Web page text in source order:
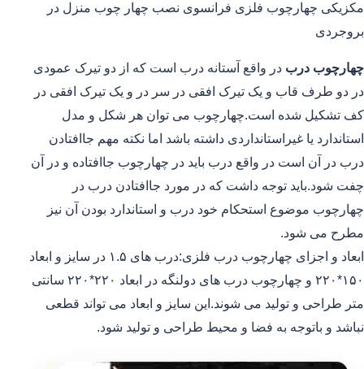
مکزیکی چهارچوب فلزی فرانسوی نصب چهار چوب منزل در
بروجردی
چهارچوب درب در واقع آستانه درب است که از دو تیرک عمودی
در دو طرف قاب و یک تیرک افقی در سر در و یک تیرک افقی در
کف تشکیل شده است.چهارچوب می توان هر شکل و مدل
استاندارد یا غیراستانداردی داشته باشد اما نکته مهم جاافتادن
درب در آن است در واقع درب باید در چهارچوب جاافتاده و در آن
چفت شود.باید توجه داشت که در مورد جاافتادن درب در
چهارچوب موضوع استحکام خود درب و استاندارد بودن آن نیز
مطرح می شود.
ابعاد و اجزای چهارچوب درب فلزی:درب های ۱.۵ در سایز و ابعاد
۱۵۰*۲۲۰ و چهارچوب درب های دولنگه در ابعاد ۲۲۰*۲۲۰ سانتی
متر طراحی و تولید می شوند.این سایز و ابعاد می تواند قطعی
نباشد و باتوجه به فضا و محیط طراحی و تولید شود.